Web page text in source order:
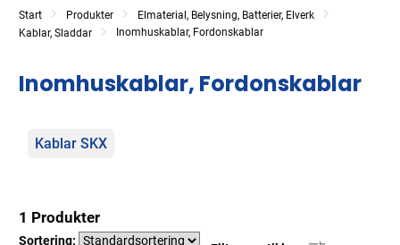
Start Produkter
Elmaterial, Belysning, Batterier, Elverk
Kablar, Sladdar
Inomhuskablar, Fordonskablar
Inomhuskablar, Fordonskablar
Kategorier
Kablar SKX
1 Produkter
Sortering: